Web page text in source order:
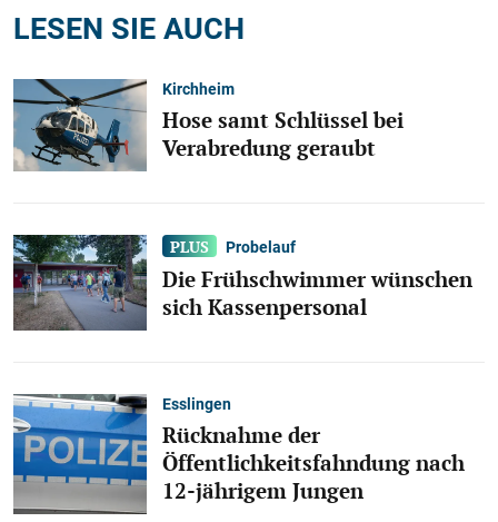
LESEN SIE AUCH
Kirchheim
Hose samt Schlüssel bei
Verabredung geraubt
Probelauf
Die Frühschwimmer wünschen
sich Kassenpersonal
Esslingen
Rücknahme der
Öffentlichkeitsfahndung nach
12-jährigem Jungen